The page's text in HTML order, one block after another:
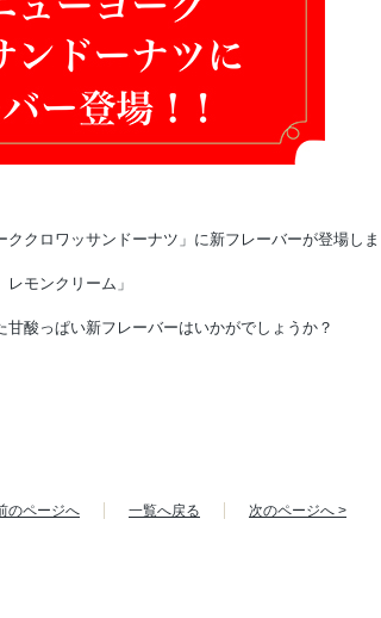
クロワッサンドーナツ」に新フレーバーが登場しま
モンクリーム」
酸っぱい新フレーバーはいかがでしょうか？
のページへ 一覧へ戻る 次のページへ >